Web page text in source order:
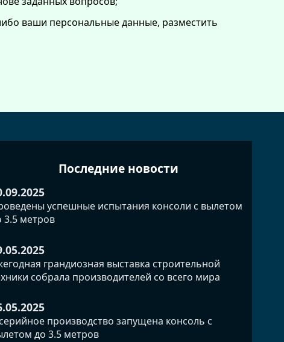
ваши персональные данные, разместить
Последние новости
успешные испытания консоли с вылетом
3.5 метров
грандиозная выставка строительной
собрала производителей со всего мира
производство запущена консоль с
до 3.5 метров